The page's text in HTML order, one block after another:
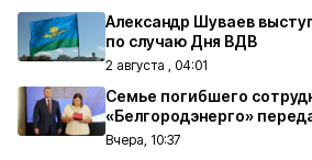
Александр Шуваев
по случаю Дня ВДВ
2 августа , 04:01
Семье погибшего
«Белгородэнерго»
Вчера, 10:37